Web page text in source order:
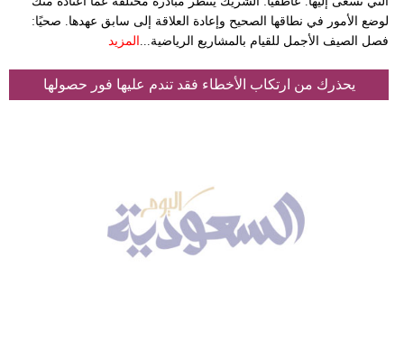
لوضع الأمور في نطاقها الصحيح وإعادة العلاقة إلى سابق عهدها. صحيًا:
فصل الصيف الأجمل للقيام بالمشاريع الرياضية... المزيد
يحذرك من ارتكاب الأخطاء فقد تندم عليها فور حصولها